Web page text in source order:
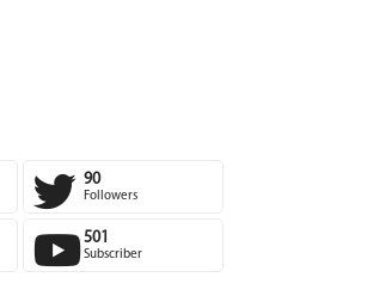
90
Followers
501
Subscriber